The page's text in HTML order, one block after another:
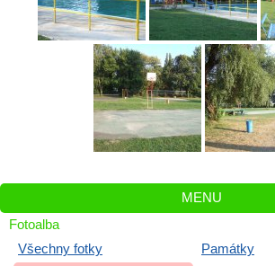
MENU
Fotoalba
Všechny fotky
Památky